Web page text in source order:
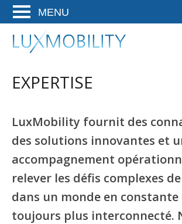
naar
hoofdnavigatie
naar
het
hoofd-
deze
naar
footer
ENTER
OM
TE
EXPERTISE
LuxMobility fournit des
des solutions innovantes et
accompagnement
relever les défis complexes
dans un monde en
toujours plus interconnecté.